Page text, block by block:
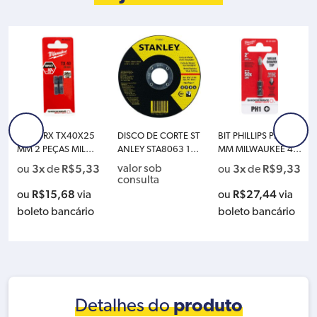
BIT TORX TX40X25
MM 2 PEÇAS MILWA
UKEE 4932352599
ou 3xde R$5,33
ou R$15,68 via
boleto bancário
DISCO DE CORTE ST
ANLEY STA8063 115
X1.6X22 (4.1/2X1/1
6X7/8) WA60T-BF
valor sob
consulta
BIT PHILLIPS PH1X50
MM MILWAUKEE 48-
32-4461
ou 3xde R$9,33
ou R$27,44via
boleto bancário
Detalhes doproduto